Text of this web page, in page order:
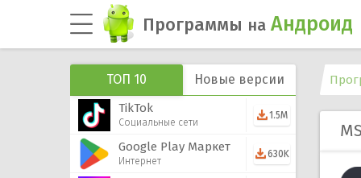
Программы на Андроид
ТОП 10 Новые версии
TikTok
Социальные сети
1.5M
Google Play Маркет
Интернет
630K